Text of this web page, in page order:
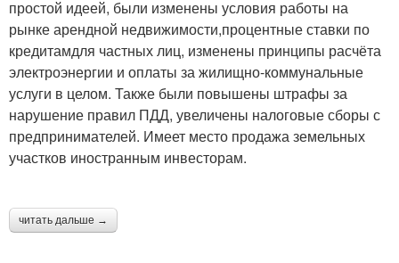
простой идеей, были изменены условия работы на
рынке арендной недвижимости,процентные ставки по
кредитамдля частных лиц, изменены принципы расчёта
электроэнергии и оплаты за жилищно-коммунальные
услуги в целом. Также были повышены штрафы за
нарушение правил ПДД, увеличены налоговые сборы с
предпринимателей. Имеет место продажа земельных
участков иностранным инвесторам.
читать дальше →